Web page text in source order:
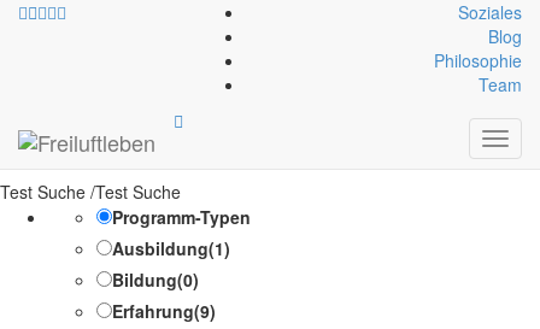
Soziales
Blog
Philosophie
Team
Ausrüstung Bekleidung:2
Wandersocken
Test Suche /Test Suche
Programm-Typen
Ausbildung(1)
Bildung(0)
Erfahrung(9)